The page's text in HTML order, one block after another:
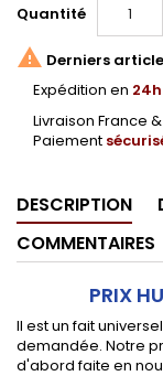
Quantité
 Derniers
Expédition en
Livraison France
Paiement
DESCRIPTION
COMMENTAIRES
PRIX
Il est un fait
demandée. Notre
d'abord faite en